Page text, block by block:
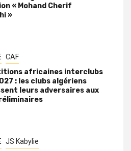
« Mohand Cherif
»
CAF
africaines interclubs
: les clubs algériens
leurs adversaires aux
JS Kabylie